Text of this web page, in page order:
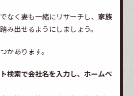
なく妻も一緒にリサーチし、 家族
み出せるようにしましょう。
かあります。
検索で会社名を入力し、ホームペ